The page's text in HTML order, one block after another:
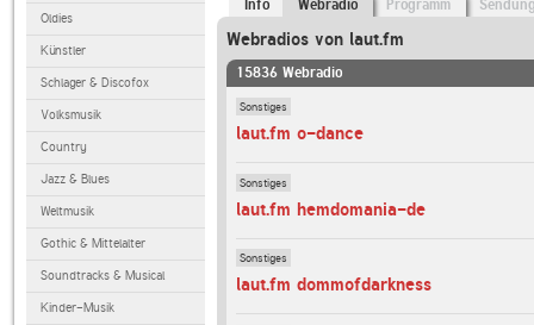
Oldies
Künstler
Schlager & Discofox
Volksmusik
Country
Jazz & Blues
Weltmusik
Gothic & Mittelalter
Soundtracks & Musical
Kinder-Musik
Info Webradio Programm
Webradios von laut.fm
15836 Webradio
Sonstiges
laut.fm o-dance
Sonstiges
laut.fm hemdomania-de
Sonstiges
laut.fm dommofdarkness